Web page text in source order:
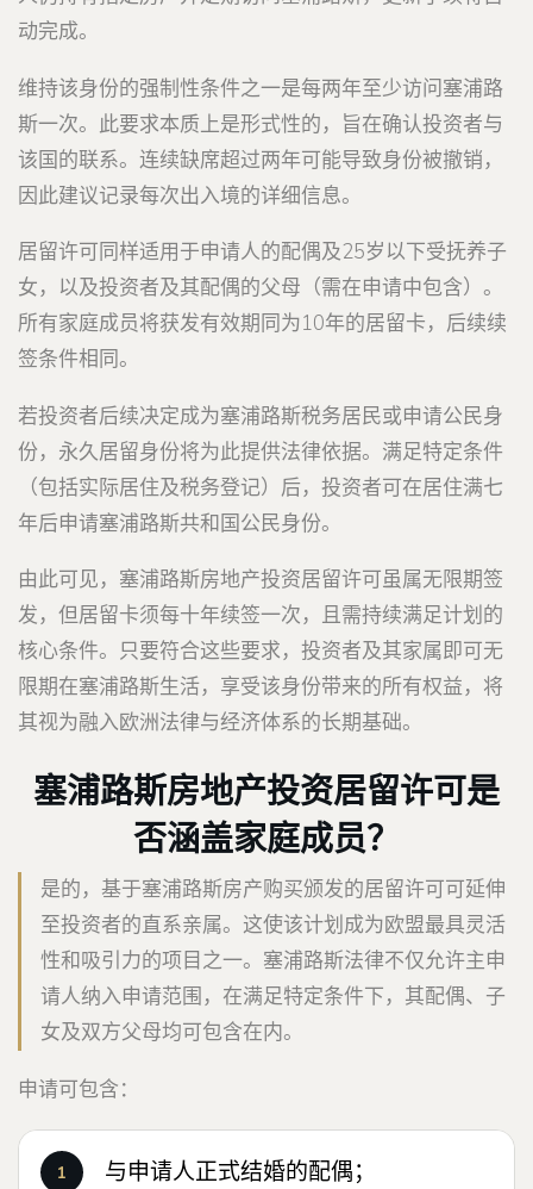
动完成。
维持该身份的强制性条件之一是每两年至少访问塞浦路
斯一次。此要求本质上是形式性的，旨在确认投资者与
该国的联系。连续缺席超过两年可能导致身份被撤销，
因此建议记录每次出入境的详细信息。
居留许可同样适用于申请人的配偶及25岁以下受抚养子
女，以及投资者及其配偶的父母（需在申请中包含）。
所有家庭成员将获发有效期同为10年的居留卡，后续续
签条件相同。
若投资者后续决定成为塞浦路斯税务居民或申请公民身
份，永久居留身份将为此提供法律依据。满足特定条件
（包括实际居住及税务登记）后，投资者可在居住满七
年后申请塞浦路斯共和国公民身份。
由此可见，塞浦路斯房地产投资居留许可虽属无限期签
发，但居留卡须每十年续签一次，且需持续满足计划的
核心条件。只要符合这些要求，投资者及其家属即可无
限期在塞浦路斯生活，享受该身份带来的所有权益，将
其视为融入欧洲法律与经济体系的长期基础。
塞浦路斯房地产投资居留许可是
否涵盖家庭成员？
是的，基于塞浦路斯房产购买颁发的居留许可可延伸
至投资者的直系亲属。这使该计划成为欧盟最具灵活
性和吸引力的项目之一。塞浦路斯法律不仅允许主申
请人纳入申请范围，在满足特定条件下，其配偶、子
女及双方父母均可包含在内。
申请可包含：
与申请人正式结婚的配偶；